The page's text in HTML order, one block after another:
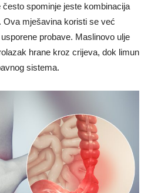
spominje jeste kombinacija
Ova mješavina koristi se već
probave. Maslinovo ulje
hrane kroz crijeva, dok limun
sistema.